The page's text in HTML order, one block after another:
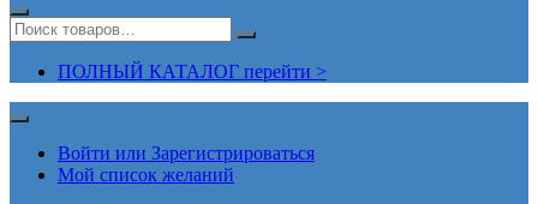
ПОЛНЫЙ КАТАЛОГ перейти >
Войти или Зарегистрироваться
Мой список желаний